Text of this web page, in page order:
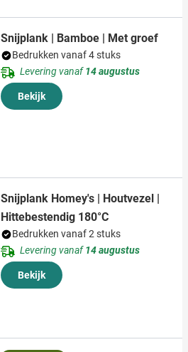
Snijplank | Bamboe | Met groef
Bedrukken vanaf 4 stuks
Levering vanaf14 augustus
Bekijk
Snijplank Homey's | Houtvezel |
Hittebestendig 180°C
Bedrukken vanaf 2 stuks
Levering vanaf14 augustus
Bekijk